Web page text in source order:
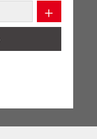
gewünschten